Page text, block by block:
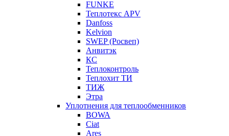
FUNKE
Теплотекс APV
Danfoss
Kelvion
SWEP (Росвеп)
Анвитэк
КС
Теплоконтроль
Теплохит ТИ
ТИЖ
Этра
Уплотнения для теплообменников
BOWA
Ciat
Ares